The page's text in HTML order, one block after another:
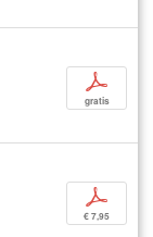
p
gratis
p
€ 7,95